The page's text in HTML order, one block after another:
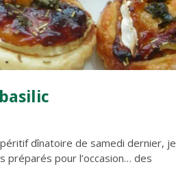
dînatoire de samedi dernier, je
pour l’occasion… des